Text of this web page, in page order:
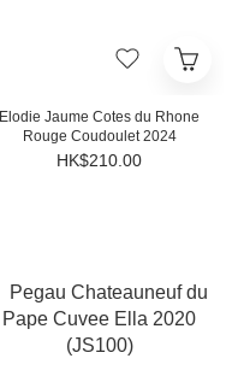
Elodie Jaume Cotes du Rhone
Rouge Coudoulet 2024
HK$210.00